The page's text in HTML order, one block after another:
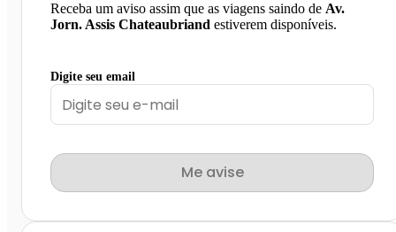
Receba um aviso assim que as viagens saindo de Av.
Jorn. Assis Chateaubriand estiverem disponíveis.
Digite seu email
Me avise